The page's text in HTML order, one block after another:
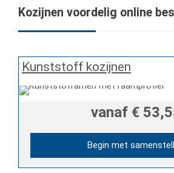
Kozijnen voordelig online
Kunststoff kozijnen
vanaf €
Begin met